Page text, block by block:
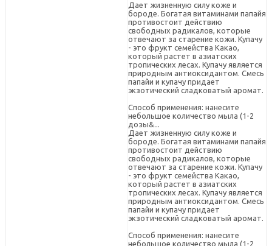
Дает жизненную силу коже и
бороде. Богатая витаминами папайя
противостоит действию
свободных радикалов, которые
отвечают за старение кожи. Купачу
- это фрукт семейства Какао,
который растет в азиатских
тропических лесах. Купачу является
природным антиоксидантом. Смесь
папайи и купачу придает
экзотический сладковатый аромат.
Способ применения: нанесите
небольшое количество мыла (1-2
дозы&...
Дает жизненную силу коже и
бороде. Богатая витаминами папайя
противостоит действию
свободных радикалов, которые
отвечают за старение кожи. Купачу
- это фрукт семейства Какао,
который растет в азиатских
тропических лесах. Купачу является
природным антиоксидантом. Смесь
папайи и купачу придает
экзотический сладковатый аромат.
Способ применения: нанесите
небольшое количество мыла (1-2